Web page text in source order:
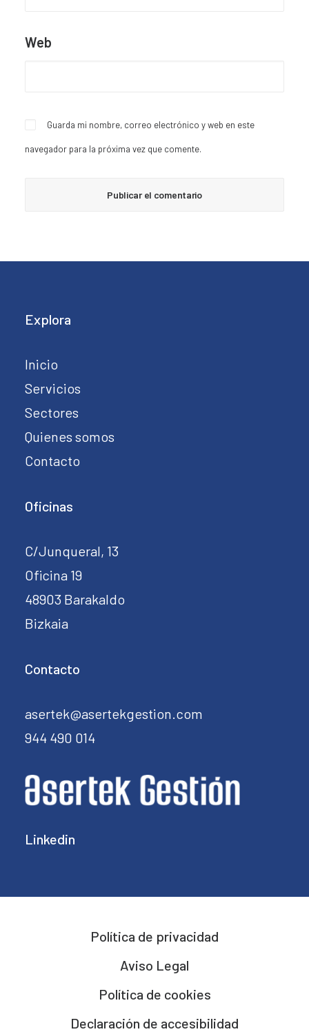
Web
Guarda mi nombre, correo electrónico y web en este
navegador para la próxima vez que comente.
Linkedin
Explora
Inicio
Servicios
Sectores
Quienes somos
Contacto
Oficinas
C/Junqueral, 13
Oficina 19
48903 Barakaldo
Bizkaia
Contacto
asertek@asertekgestion.com
944 490 014
Política de privacidad
Aviso Legal
Política de cookies
Declaración de accesibilidad